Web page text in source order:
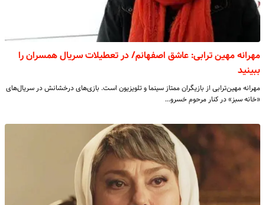
مهرانه مهین ترابی: عاشق اصفهانم/ در تعطیلات سریال همسران را
ببینید
مهرانه مهین‌ترابی از بازیگران ممتاز سینما و تلویزیون است. بازی‌های درخشانش در سریال‌های
«خانه سبز» در کنار مرحوم خسرو…